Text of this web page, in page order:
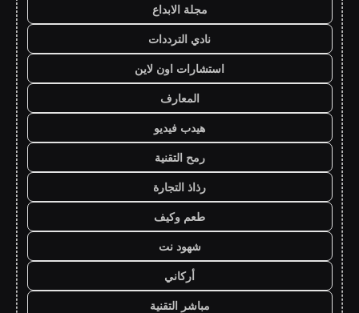
مجلة الابداع
نادي الترددات
استشارات اون لاين
المعارف
هيدب فيديو
رمح التقنية
رذاذ التجارة
طعم وكيف
شهود نت
أركاني
مباشر التقنية